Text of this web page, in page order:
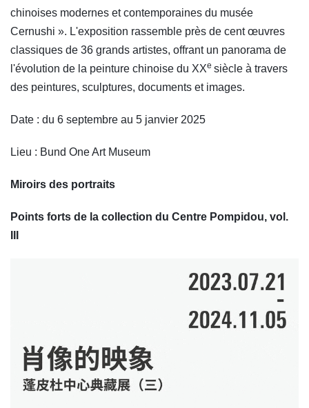
chinoises modernes et contemporaines du musée
Cernushi ». L'exposition rassemble près de cent œuvres
classiques de 36 grands artistes, offrant un panorama de
l'évolution de la peinture chinoise du XXe siècle à travers
des peintures, sculptures, documents et images.
Date : du 6 septembre au 5 janvier 2025
Lieu : Bund One Art Museum
Miroirs des portraits
Points forts de la collection du Centre Pompidou, vol.